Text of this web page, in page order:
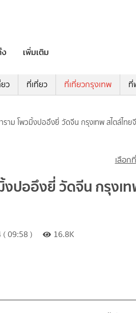
เพิ่มเติม
ว ที่เที่ยว ที่เที่ยวกรุงเทพ ที่
าม โพวมิ้งปออึงยี่ วัดจีน กรุงเทพ สไตล์ไทย
เลือก
ปออึงยี่ วัดจีน กรุงเ
09:58 ) 16.8K